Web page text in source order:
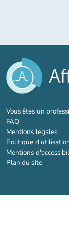
Vous êtes un
FAQ
Mentions légales
Politique
Mentions
Plan du site